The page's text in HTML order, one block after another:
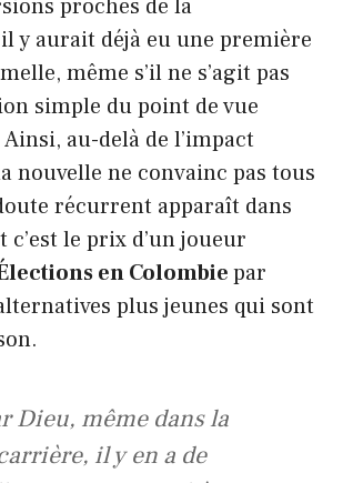
proches de la
y aurait déjà eu une première
même s’il ne s’agit pas
simple du point de vue
au-delà de l’impact
nouvelle ne convainc pas tous
récurrent apparaît dans
c’est le prix d’un joueur
en Colombiepar
plus jeunes qui sont
Dieu, même dans la
il y en a de